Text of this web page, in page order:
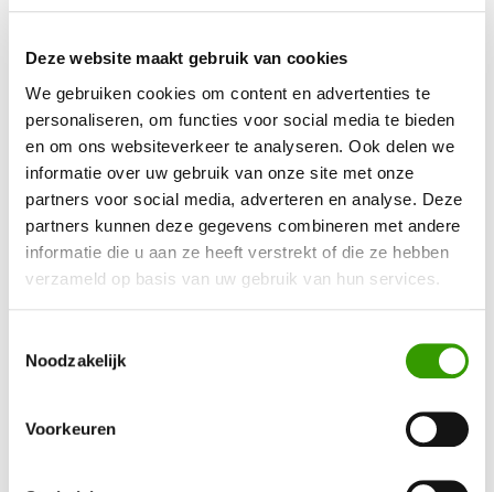
Deze website maakt gebruik van cookies
We gebruiken cookies om content en advertenties te
personaliseren, om functies voor social media te bieden
en om ons websiteverkeer te analyseren. Ook delen we
informatie over uw gebruik van onze site met onze
partners voor social media, adverteren en analyse. Deze
partners kunnen deze gegevens combineren met andere
informatie die u aan ze heeft verstrekt of die ze hebben
verzameld op basis van uw gebruik van hun services.
Noodzakelijk
Voorkeuren
Selecteer hieronder de gewenste uitvoering
Artikelnr. Uitvoering Prijs excl.BTW*